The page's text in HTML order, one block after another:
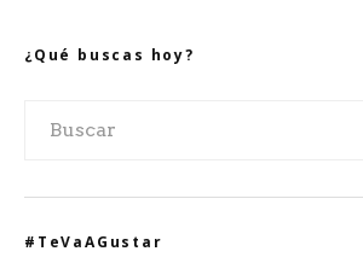
¿Qué buscas hoy?
#TeVaAGustar